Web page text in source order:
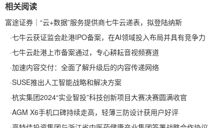
相关阅读
富途证券｜“云+数据”服务提供商七牛云递表，拟登陆纳斯
·七牛云获证监会赴港IPO备案，在AI领域投入布局并具有竞争力
·七牛云赴港上市备案通过，专心耕耘音视频赛道
·加速内容交付：全面了解升级后的内容传递网络
·SUSE推出人工智能战略和解决方案
·杭实集团2024“实业智投”科技创新项目大赛决赛圆满收官
·AGM X6手机口碑持续走高，轻薄三防设计获用户好评